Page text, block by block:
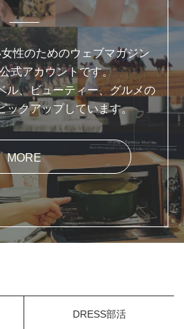
性のためのウェブマガジン
式アカウントです。
ル、ビューティー、グルメの
ックアップしています。
MORE
DRESS部活